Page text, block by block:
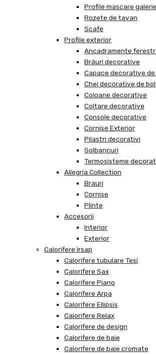
Profile mascare galerie
Rozete de tavan
Scafe
Profile exterior
Ancadramente
Brâuri decorative
Capace decorative de
Chei decorative de
Coloane decorative
Coltare decorative
Console decorative
Cornise Exterior
Pilastri decorativi
Solbancuri
Termosisteme
Allegria Collection
Brauri
Cornise
Plinte
Accesorii
Interior
Exterior
Calorifere Irsap
Calorifere tubulare Tesi
Calorifere Sax
Calorifere Piano
Calorifere Arpa
Calorifere Ellipsis
Calorifere Relax
Calorifere de design
Calorifere de baie
Calorifere de baie cromate